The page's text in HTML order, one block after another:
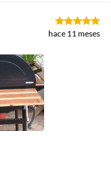
hace 11 meses